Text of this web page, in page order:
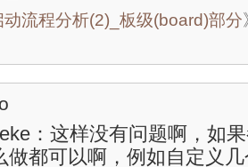
流程分析(2)_板级(board)部分
：这样没有问题啊，如
做都可以啊，例如自定义